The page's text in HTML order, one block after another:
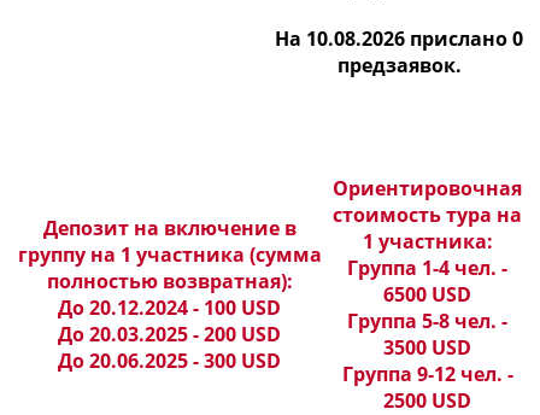
На 10.08.2026 прислано 0
предзаявок.
Депозит на включение в
группу на 1 участника (сумма
полностью возвратная):
До 20.12.2024 - 100 USD
До 20.03.2025 - 200 USD
До 20.06.2025 - 300 USD
Ориентировочная
стоимость тура на
1 участника:
Группа 1-4 чел. -
6500 USD
Группа 5-8 чел. -
3500 USD
Группа 9-12 чел. -
2500 USD